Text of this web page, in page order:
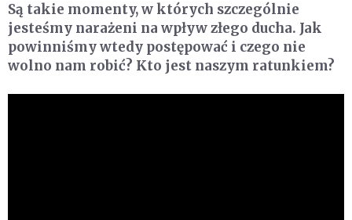
Są takie momenty, w których szczególnie
jesteśmy narażeni na wpływ złego ducha. Jak
powinniśmy wtedy postępować i czego nie
wolno nam robić? Kto jest naszym ratunkiem?